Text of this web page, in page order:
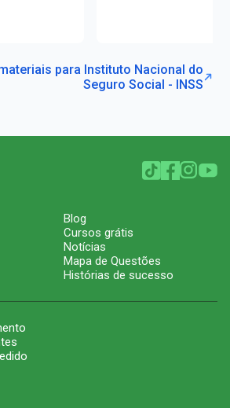
para Instituto Nacional do
Seguro Social - INSS
Blog
Cursos grátis
Notícias
Mapa de Questões
Histórias de sucesso